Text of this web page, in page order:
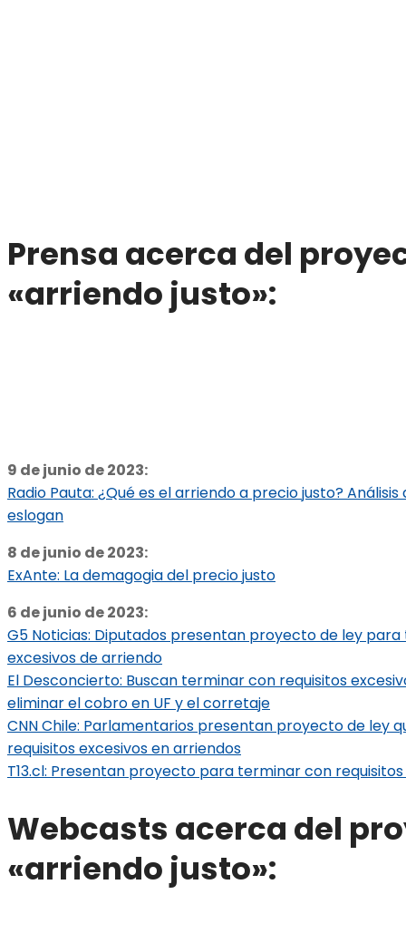
Prensa acerca del
«arriendo justo»:
9 de junio de 2023:
Radio Pauta: ¿Qué es el arriendo a precio justo?
eslogan
8 de junio de 2023:
ExAnte: La demagogia del precio justo
6 de junio de 2023:
G5 Noticias: Diputados presentan proyecto de ley
excesivos de arriendo
El Desconcierto: Buscan terminar con requisitos
eliminar el cobro en UF y el corretaje
CNN Chile: Parlamentarios presentan proyecto de ley
requisitos excesivos en arriendos
T13.cl: Presentan proyecto para terminar con
Webcasts acerca del
«arriendo justo»: